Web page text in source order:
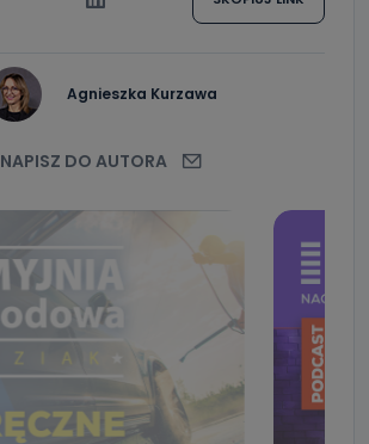
Agnieszka Kurzawa
NAPISZ DO AUTORA